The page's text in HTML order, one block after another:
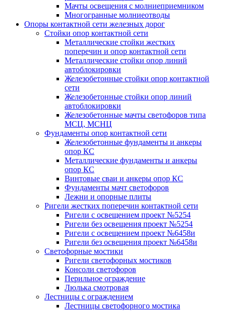
Мачты освещения с молниеприемником
Многогранные молниеотводы
Опоры контактной сети железных дорог
Стойки опор контактной сети
Металлические стойки жестких
поперечин и опор контактной сети
Металлические стойки опор линий
автоблокировки
Железобетонные стойки опор контактной
сети
Железобетонные стойки опор линий
автоблокировки
Железобетонные мачты светофоров типа
МСЦ, МСНЦ
Фундаменты опор контактной сети
Железобетонные фундаменты и анкеры
опор КС
Металлические фундаменты и анкеры
опор КС
Винтовые сваи и анкеры опор КС
Фундаменты мачт светофоров
Лежни и опорные плиты
Ригели жестких поперечин контактной сети
Ригели с освещением проект №5254
Ригели без освещения проект №5254
Ригели с освещением проект №6458и
Ригели без освещения проект №6458и
Светофорные мостики
Ригели светофорных мостиков
Консоли светофоров
Перильное ограждение
Люлька смотровая
Лестницы с ограждением
Лестницы светофорного мостика